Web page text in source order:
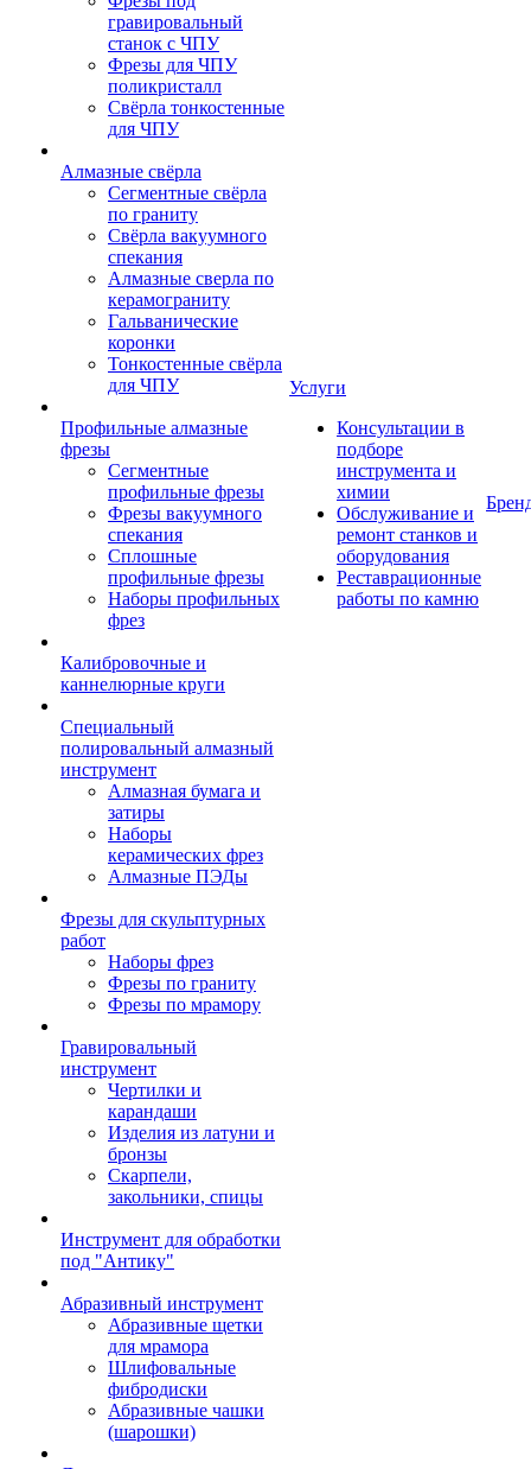
гравировальный
станок с ЧПУ
Фрезы для ЧПУ
поликристалл
Свёрла тонкостенные
для ЧПУ
Алмазные свёрла
Сегментные свёрла
по граниту
Свёрла вакуумного
спекания
Алмазные сверла по
керамограниту
Гальванические
коронки
Тонкостенные свёрла
для ЧПУ
Профильные алмазные
фрезы
Сегментные
профильные фрезы
Фрезы вакуумного
спекания
Сплошные
профильные фрезы
Наборы профильных
фрез
Калибровочные и
каннелюрные круги
Специальный
полировальный алмазный
инструмент
Алмазная бумага и
затиры
Наборы
керамических фрез
Алмазные ПЭДы
Фрезы для скульптурных
работ
Наборы фрез
Фрезы по граниту
Фрезы по мрамору
Гравировальный
инструмент
Чертилки и
карандаши
Изделия из латуни и
бронзы
Скарпели,
закольники, спицы
Инструмент для обработки
под "Антику"
Абразивный инструмент
Абразивные щетки
для мрамора
Шлифовальные
фибродиски
Абразивные чашки
(шарошки)
Услуги
Консультации в
подборе
инструмента и
химии
Обслуживание и
ремонт станков и
оборудования
Реставрационные
работы по камню